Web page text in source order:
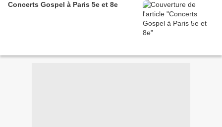
Concerts Gospel à Paris 5e et 8e